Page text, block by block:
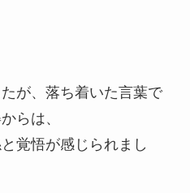
が、落ち着いた言葉で
らは、
覚悟が感じられまし